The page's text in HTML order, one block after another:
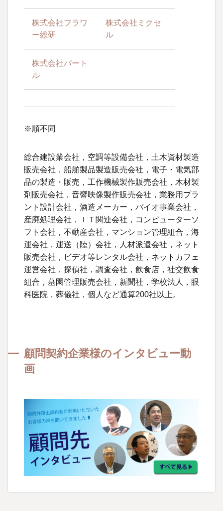
株式会社フラワ
ー総研
株式会社ミクセ
ル
株式会社バート
ル
※順不同
総合建設業会社，空調等設備会社，土木資材製造
販売会社，船舶製品製造販売会社，電子・電気部
品の製造・販売，工作機械製作販売会社，木材製
剤販売会社，音響映像製作販売会社，業務用プラ
ント設計会社，酒造メーカー，バイオ事業会社，
産廃処理会社，ＩＴ関連会社，コンピューターソ
フト会社，不動産会社，マンション管理組合，海
運会社，運送（陸）会社，人材派遣会社，ネット
販売会社，ビデオ等レンタル会社，ネットカフェ
運営会社，探偵社，調査会社，飲食店，社交飲食
組合，墓園管理販売会社，新聞社，学校法人，眼
科医院，葬儀社，個人など通算200社以上。
顧問契約企業様のインタビュー動
画